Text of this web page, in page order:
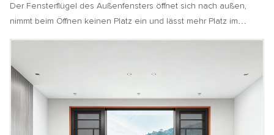
Der Fensterflügel des Außenfensters öffnet sich nach außen,
nimmt beim Öffnen keinen Platz ein und lässt mehr Platz im
und verfügt über gute wasserfeste Eigenschaften